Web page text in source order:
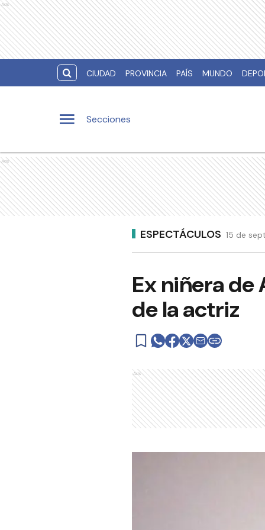
Ads
CIUDAD PROVINCIA PAÍS MUNDO
Secciones
Ads
ESPECTÁCULOS 15 de
Ex niñera de
de la actriz
Ads